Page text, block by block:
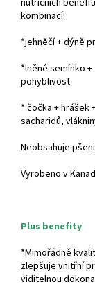
nutričních
kombinací.
*jehněčí + dýně
*lněné semínko
pohyblivost
* čočka + hrášek
sacharidů,
Neobsahuje
Vyrobeno v
Plus benefity
*Mimořádně
zlepšuje vnitřní
viditelnou